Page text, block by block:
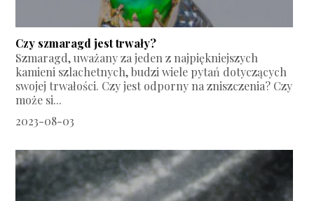
Czy szmaragd jest trwały?
Szmaragd, uważany za jeden z najpiękniejszych
kamieni szlachetnych, budzi wiele pytań dotyczących
swojej trwałości. Czy jest odporny na zniszczenia? Czy
może si...
2023-08-03